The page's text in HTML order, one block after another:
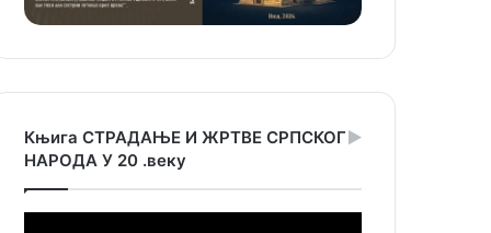
Књига СТРАДАЊЕ И ЖРТВЕ СРПСКОГ
НАРОДА У 20 .веку